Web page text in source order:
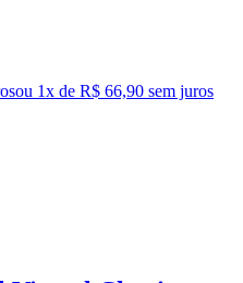
ou 1x de R$ 66,90 sem juros